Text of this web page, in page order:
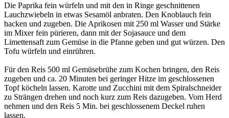
Die Paprika fein würfeln und mit den in Ringe geschnittenen
Lauchzwiebeln in etwas Sesamöl anbraten. Den Knoblauch fein
hacken und zugeben. Die Aprikosen mit 250 ml Wasser und Stärke
im Mixer fein pürieren, dann mit der Sojasauce und dem
Limettensaft zum Gemüse in die Pfanne geben und gut würzen. Den
Tofu würfeln und einrühren.
Für den Reis 500 ml Gemüsebrühe zum Kochen bringen, den Reis
zugeben und ca. 20 Minuten bei geringer Hitze im geschlossenen
Topf köcheln lassen. Karotte und Zucchini mit dem Spiralschneider
zu Strängen drehen und noch kurz zum Reis dazugeben. Vom Herd
nehmen und den Reis 5 Min. bei geschlossenem Deckel ruhen
lassen.